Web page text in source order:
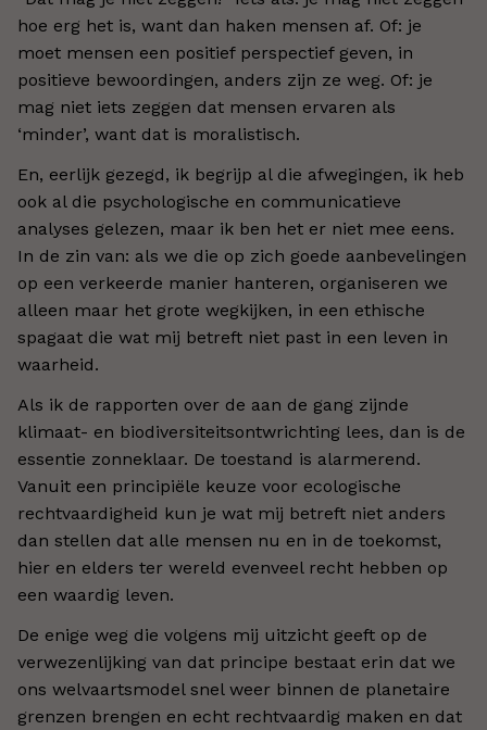
hoe erg het is, want dan haken mensen af. Of: je
moet mensen een positief perspectief geven, in
positieve bewoordingen, anders zijn ze weg. Of: je
mag niet iets zeggen dat mensen ervaren als
‘minder’, want dat is moralistisch.
En, eerlijk gezegd, ik begrijp al die afwegingen, ik heb
ook al die psychologische en communicatieve
analyses gelezen, maar ik ben het er niet mee eens.
In de zin van: als we die op zich goede aanbevelingen
op een verkeerde manier hanteren, organiseren we
alleen maar het grote wegkijken, in een ethische
spagaat die wat mij betreft niet past in een leven in
waarheid.
Als ik de rapporten over de aan de gang zijnde
klimaat- en biodiversiteitsontwrichting lees, dan is de
essentie zonneklaar. De toestand is alarmerend.
Vanuit een principiële keuze voor ecologische
rechtvaardigheid kun je wat mij betreft niet anders
dan stellen dat alle mensen nu en in de toekomst,
hier en elders ter wereld evenveel recht hebben op
een waardig leven.
De enige weg die volgens mij uitzicht geeft op de
verwezenlijking van dat principe bestaat erin dat we
ons welvaartsmodel snel weer binnen de planetaire
grenzen brengen en echt rechtvaardig maken en dat